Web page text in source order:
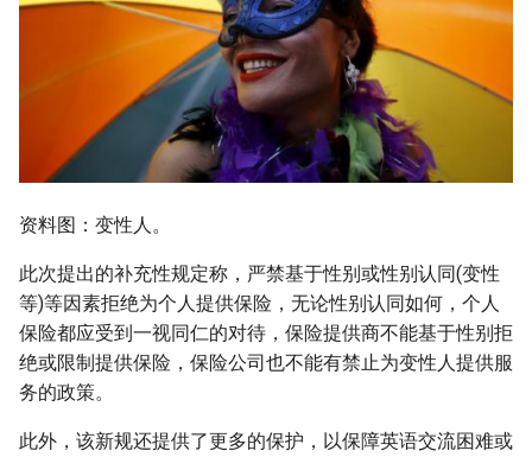
资料图：变性人。
此次提出的补充性规定称，严禁基于性别或性别认同(变性
等)等因素拒绝为个人提供保险，无论性别认同如何，个人
保险都应受到一视同仁的对待，保险提供商不能基于性别拒
绝或限制提供保险，保险公司也不能有禁止为变性人提供服
务的政策。
此外，该新规还提供了更多的保护，以保障英语交流困难或